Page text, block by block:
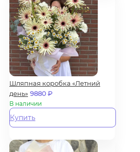
Шляпная коробка «Летний
день» 9880₽
В наличии
Купить